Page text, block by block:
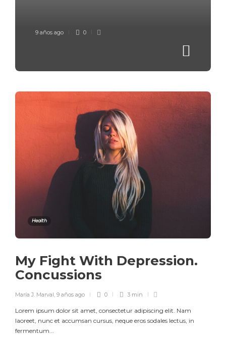
9 años ago 0
Health
My Fight With Depression.
Concussions
María J. Marval, 9 años ago 0 3 min
Lorem ipsum dolor sit amet, consectetur adipiscing elit. Nam
laoreet, nunc et accumsan cursus, neque eros sodales lectus, in
fermentum...